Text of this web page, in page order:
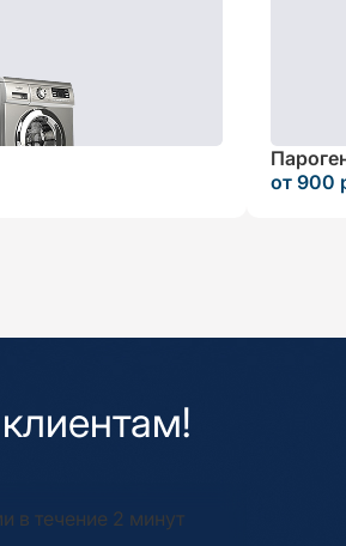
от 900
в течение 2 минут